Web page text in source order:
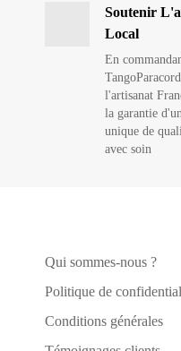
Soutenir
Local
En
l'artisanat
la garantie
unique de
avec soin
Qui sommes-nous ?
Politique de
Conditions générales